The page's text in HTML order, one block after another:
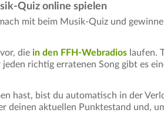
Quiz online spielen
mit beim Musik-Quiz und
die in den FFH-Webradios laufen.
richtig erratenen Song gibt es
hast, bist du automatisch in der
deinen aktuellen Punktestand und,